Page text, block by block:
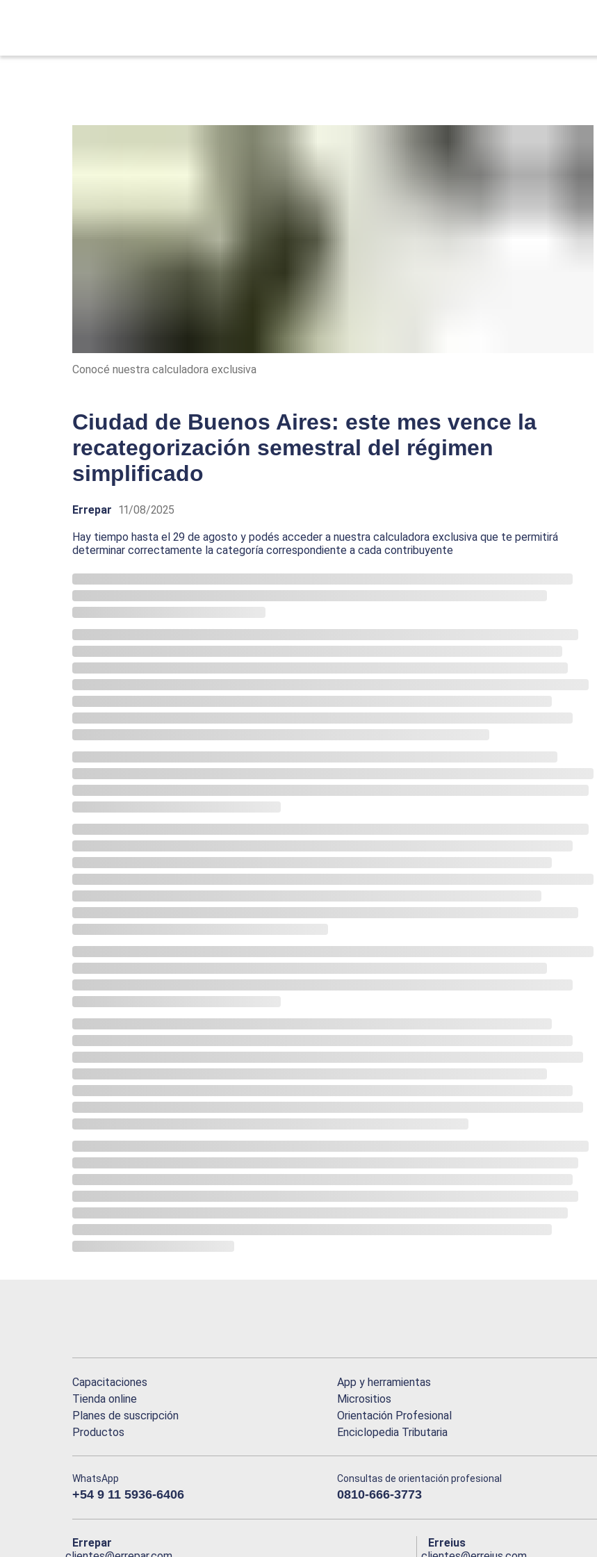
Conocé nuestra calculadora exclusiva
Ciudad de Buenos Aires: este mes vence la
recategorización semestral del régimen
simplificado
Errepar 11/08/2025
Hay tiempo hasta el 29 de agosto y podés acceder a nuestra calculadora exclusiva que te permitirá
determinar correctamente la categoría correspondiente a cada contribuyente
Capacitaciones
Tienda online
Planes de suscripción
Productos
App y herramientas
Micrositios
Orientación Profesional
Enciclopedia Tributaria
WhatsApp
+54 9 11 5936-6406
Consultas de orientación profesional
0810-666-3773
Errepar
Erreius